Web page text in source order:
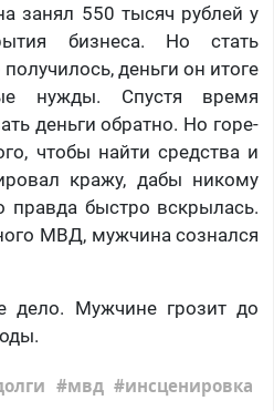
занял 550 тысяч рублей у
бизнеса. Но стать
деньги он итоге
нужды. Спустя время
деньги обратно. Но горе-
чтобы найти средства и
кражу, дабы никому
правда быстро вскрылась.
МВД, мужчина сознался
дело. Мужчине грозит до
мвд инсценировка